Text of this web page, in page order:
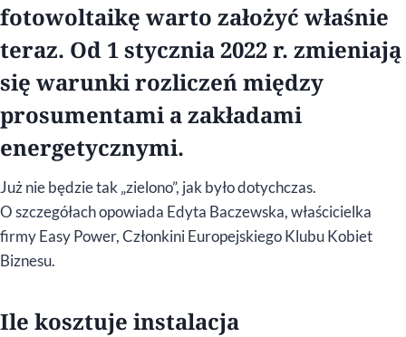
fotowoltaikę warto założyć właśnie
teraz. Od 1 stycznia 2022 r. zmieniają
się warunki rozliczeń między
prosumentami a zakładami
energetycznymi.
Już nie będzie tak „zielono”, jak było dotychczas.
O szczegółach opowiada Edyta Baczewska, właścicielka
firmy Easy Power, Członkini Europejskiego Klubu Kobiet
Biznesu.
Ile kosztuje instalacja